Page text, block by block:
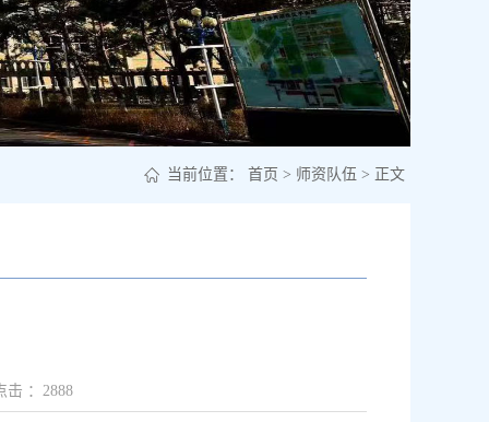
当前位置： 首页 > 师资队伍 > 正文
击 ： 2888